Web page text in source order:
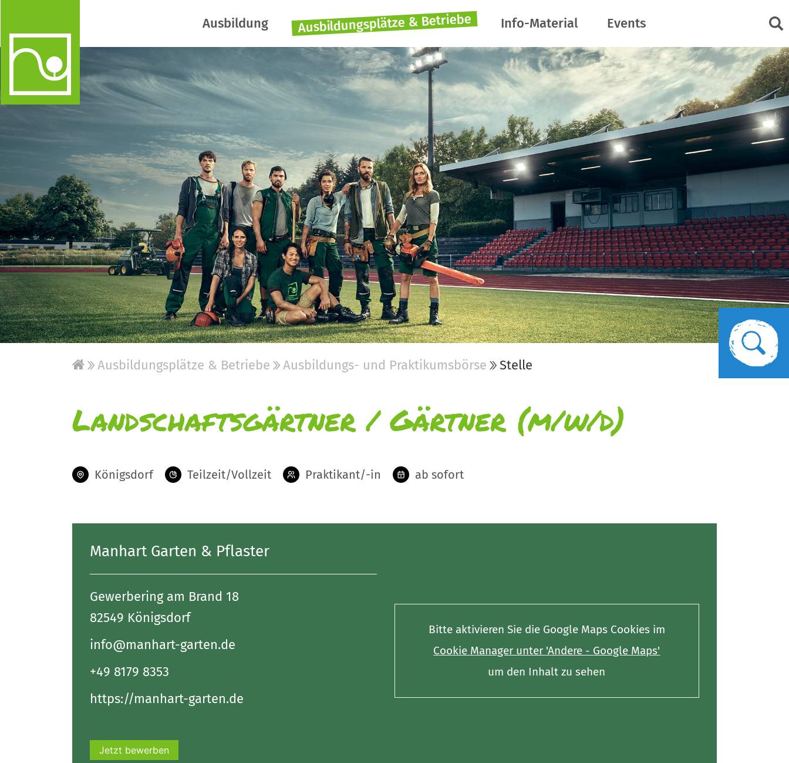
Ausbildung Ausbildungsplätze & Betriebe Info-Material Events
Ausbildungsplätze & Betriebe Ausbildungs- und Praktikumsbörse Stelle
Landschaftsgärtner / Gärtner (m/w/d)
Königsdorf Teilzeit/Vollzeit Praktikant/-in ab sofort
Manhart Garten & Pflaster
Gewerbering am Brand 18
82549 Königsdorf
info@manhart-garten.de
+49 8179 8353
https://manhart-garten.de
Jetzt bewerben
Bitte aktivieren Sie die Google Maps Cookies im
Cookie Manager unter 'Andere - Google Maps'
um den Inhalt zu sehen